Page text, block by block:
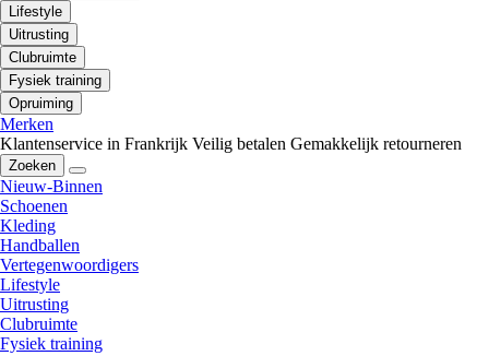
Lifestyle
Uitrusting
Clubruimte
Fysiek training
Opruiming
Merken
Klantenservice in Frankrijk Veilig betalen Gemakkelijk retourneren
Zoeken
Nieuw-Binnen
Schoenen
Kleding
Handballen
Vertegenwoordigers
Lifestyle
Uitrusting
Clubruimte
Fysiek training